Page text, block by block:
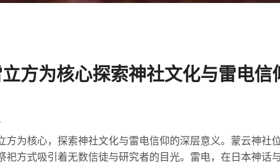
方为核心探索神社文化与雷电信
方为核心，探索神社文化与雷电信仰的深层意义。蒙云神社
祀方式吸引着无数信徒与研究者的目光。雷电，在日本神话